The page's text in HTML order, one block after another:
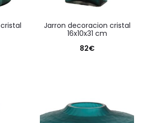
jarron decoracion cristal
16x10x31 cm
82€